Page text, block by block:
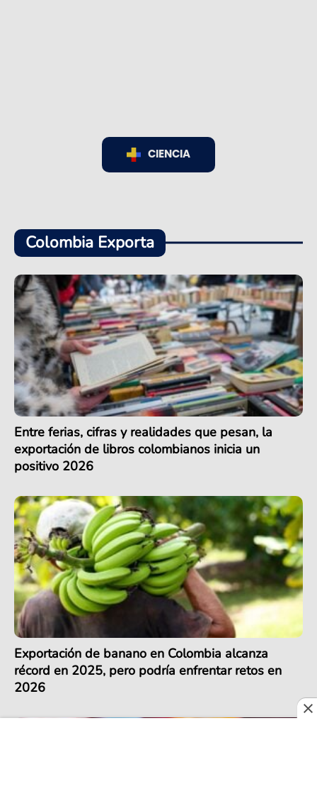
CIENCIA
Colombia Exporta
Entre ferias, cifras y realidades que pesan, la
exportación de libros colombianos inicia un
positivo 2026
Exportación de banano en Colombia alcanza
récord en 2025, pero podría enfrentar retos en
2026